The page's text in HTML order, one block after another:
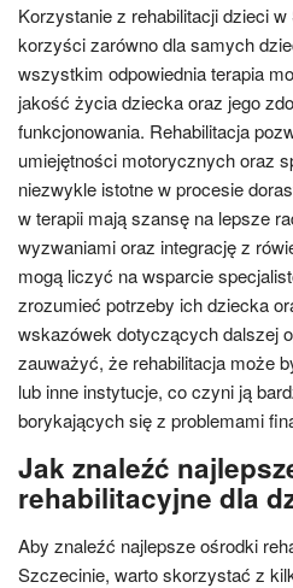
Korzystanie z rehabilitacji dzieci
korzyści zarówno dla samych
wszystkim odpowiednia terapia
jakość życia dziecka oraz jego
funkcjonowania. Rehabilitacja
umiejętności motorycznych oraz
niezwykle istotne w procesie
w terapii mają szansę na lepsze
wyzwaniami oraz integrację z
mogą liczyć na wsparcie
zrozumieć potrzeby ich dziecka
wskazówek dotyczących dalszej
zauważyć, że rehabilitacja może
lub inne instytucje, co czyni ją
borykających się z problemami
Jak znaleźć
rehabilitacyjne dla
Aby znaleźć najlepsze ośrodki
Szczecinie, warto skorzystać z